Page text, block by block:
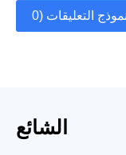
الشائع